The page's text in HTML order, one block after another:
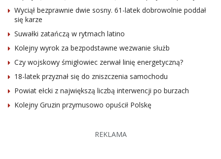
Wyciął bezprawnie dwie sosny. 61-latek dobrowolnie poddał
się karze
Suwałki zatańczą w rytmach latino
Kolejny wyrok za bezpodstawne wezwanie służb
Czy wojskowy śmigłowiec zerwał linię energetyczną?
18-latek przyznał się do zniszczenia samochodu
Powiat ełcki z największą liczbą interwencji po burzach
Kolejny Gruzin przymusowo opuścił Polskę
REKLAMA